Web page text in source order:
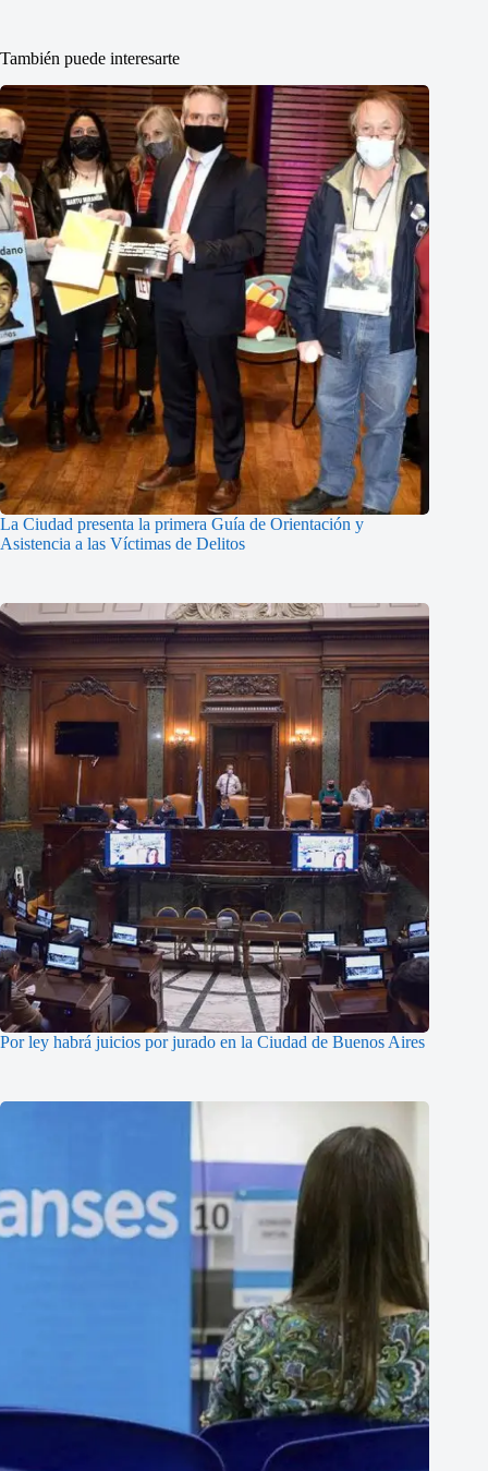
También puede interesarte
La Ciudad presenta la primera Guía de Orientación y
Asistencia a las Víctimas de Delitos
Por ley habrá juicios por jurado en la Ciudad de Buenos Aires